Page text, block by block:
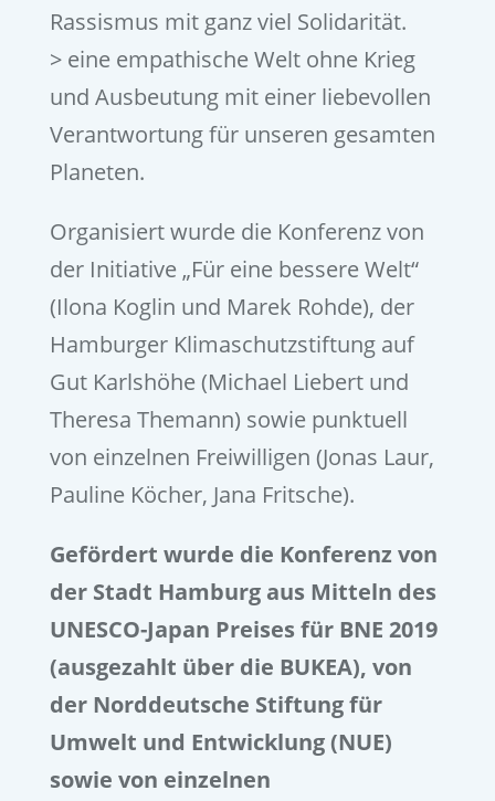
Rassismus mit ganz viel Solidarität.
> eine empathische Welt ohne Krieg
und Ausbeutung mit einer liebevollen
Verantwortung für unseren gesamten
Planeten.
Organisiert wurde die Konferenz von
der Initiative „Für eine bessere Welt“
(Ilona Koglin und Marek Rohde), der
Hamburger Klimaschutzstiftung auf
Gut Karlshöhe (Michael Liebert und
Theresa Themann) sowie punktuell
von einzelnen Freiwilligen (Jonas Laur,
Pauline Köcher, Jana Fritsche).
Gefördert wurde die Konferenz von
der Stadt Hamburg aus Mitteln des
UNESCO-Japan Preises für BNE 2019
(ausgezahlt über die BUKEA), von
der Norddeutsche Stiftung für
Umwelt und Entwicklung (NUE)
sowie von einzelnen